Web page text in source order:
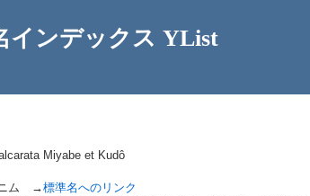
インデックス YList
Miyabe et Kudô
ム →標準名へのリンク